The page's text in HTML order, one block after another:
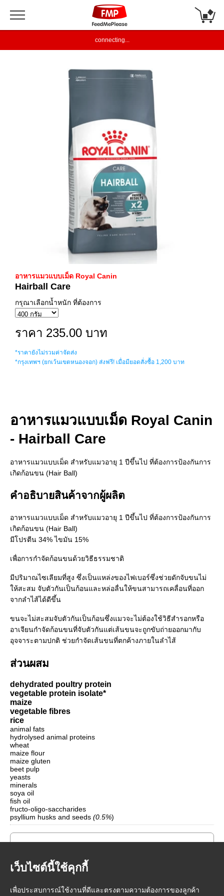
เว็บไซต์นี้ใช้คุกกี้
เพื่อประสบการณ์ใช้งานที่ดีและตรงตามความต้องการของลูกค้า
connecting...
อาหารแมวแบบเม็ด Royal Canin
Hairball Care
กรุณาเลือกน้ำหนัก ที่ต้องการ
ราคา 235.00 บาท
*ราคายังไม่รวมค่าจัดส่ง
*กรุงเทพฯ (ยกเว้นเขตหนองจอก) ส่งฟรี! เมื่อมียอดสั่งซื้อ 1,200 บาท
อาหารแมวแบบเม็ด Royal Canin
- Hairball Care
อาหารแมวแบบเม็ด สำหรับแมวอายุ 1 ปีขึ้นไป ที่ต้องการป้องกันการ
เกิดก้อนขน (Hair Ball)
คำอธิบายสินค้าจากผู้ผลิต
อาหารแมวแบบเม็ด สำหรับแมวอายุ 1 ปีขึ้นไป ที่ต้องการป้องกันการ
เกิดก้อนขน (Hair Ball)
มีโปรตีน 34% ไขมัน 15%
เพื่อการกำจัดก้อนขนด้วยวิธีธรรมชาติ
มีปริมาณไซเลียมที่สูง ซึ่งเป็นแหล่งของไฟเบอร์ซึ่งช่วยดักจับขนไม่
ให้สะสม จับตัวกันเป็นก้อนและหล่อลื่นให้ขนสามารถเคลื่อนที่ออก
จากลำไส้ได้ดีขึ้น
ขนจะไม่สะสมจับตัวกันเป็นก้อนซึ่งแมวจะไม่ต้องใช้วิธีสำรอกหรือ
อาเจียนกำจัดก้อนขนที่จับตัวกันแต่เส้นขนจะถูกขับถ่ายออกมากับ
อุจจาระตามปกติ ช่วยกำจัดเส้นขนที่ตกค้างภายในลำไส้
ส่วนผสม
dehydrated poultry protein
vegetable protein isolate*
maize
vegetable fibres
rice
animal fats
hydrolysed animal proteins
wheat
maize flour
maize gluten
beet pulp
yeasts
minerals
soya oil
fish oil
fructo-oligo-saccharides
psyllium husks and seeds (0.5%)